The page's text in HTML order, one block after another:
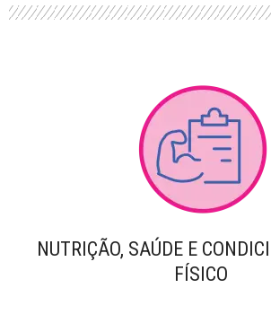
NUTRIÇÃO, SAÚDE E
FÍSICO